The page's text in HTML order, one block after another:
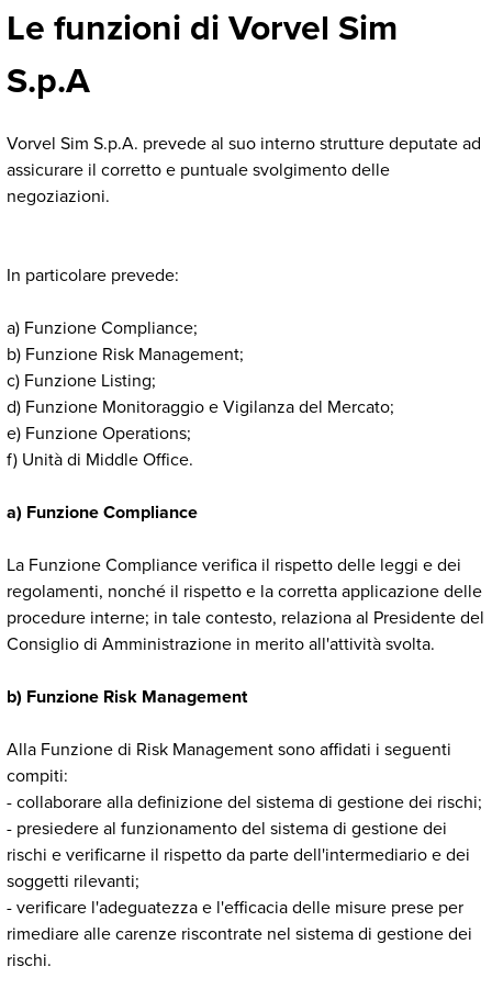
Le funzioni di Vorvel Sim
S.p.A
Vorvel Sim S.p.A. prevede al suo interno strutture deputate ad
assicurare il corretto e puntuale svolgimento delle
negoziazioni.
In particolare prevede:
a) Funzione Compliance;
b) Funzione Risk Management;
c) Funzione Listing;
d) Funzione Monitoraggio e Vigilanza del Mercato;
e) Funzione Operations;
f) Unità di Middle Office.
a) Funzione Compliance
La Funzione Compliance verifica il rispetto delle leggi e dei
regolamenti, nonché il rispetto e la corretta applicazione delle
procedure interne; in tale contesto, relaziona al Presidente del
Consiglio di Amministrazione in merito all'attività svolta.
b) Funzione Risk Management
Alla Funzione di Risk Management sono affidati i seguenti
compiti:
- collaborare alla definizione del sistema di gestione dei rischi;
- presiedere al funzionamento del sistema di gestione dei
rischi e verificarne il rispetto da parte dell'intermediario e dei
soggetti rilevanti;
- verificare l'adeguatezza e l'efficacia delle misure prese per
rimediare alle carenze riscontrate nel sistema di gestione dei
rischi.